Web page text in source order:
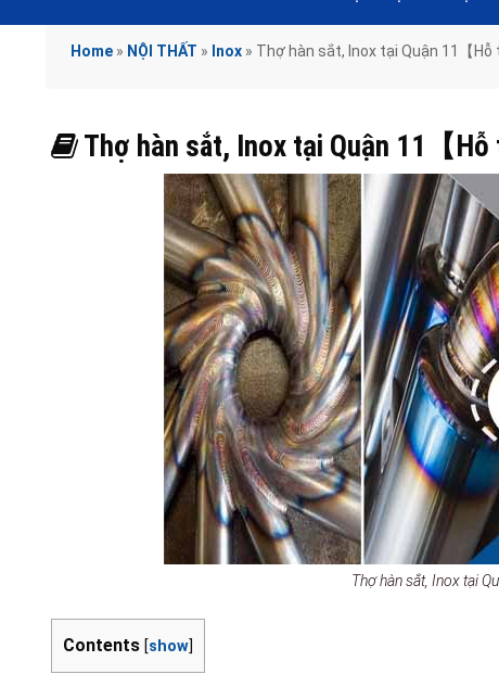
Home » NỘI THẤT » Inox » Thợ hàn sắt, Inox tại Quận 11【Hỗ
Thợ hàn sắt, Inox tại Quận 11【Hỗ
Thợ hàn sắt, Inox tại
Contents [show]